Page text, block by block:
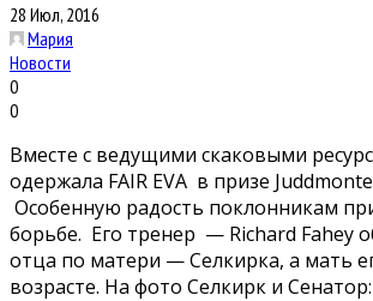
28 Июл, 2016
Мария
Новости
0
0
Вместе с ведущими скаковыми
одержала FAIR EVA в призе
Особенную радость поклонникам
борьбе. Его тренер — Richard Fahey
отца по матери — Селкирка, а мать
возрасте. На фото Селкирк и Сенатор: